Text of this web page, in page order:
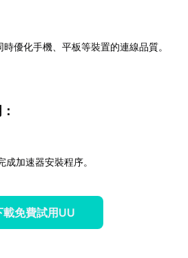
時優化手機、平板等裝置的連線品質。
加速器安裝程序。
載免費試用UU